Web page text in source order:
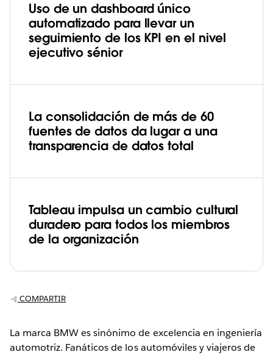
Uso de un dashboard único
automatizado para llevar un
seguimiento de los KPI en el nivel
ejecutivo sénior
La consolidación de más de 60
fuentes de datos da lugar a una
transparencia de datos total
Tableau impulsa un cambio cultural
duradero para todos los miembros
de la organización
COMPARTIR
La marca BMW es sinónimo de excelencia en ingeniería
automotriz. Fanáticos de los automóviles y viajeros de